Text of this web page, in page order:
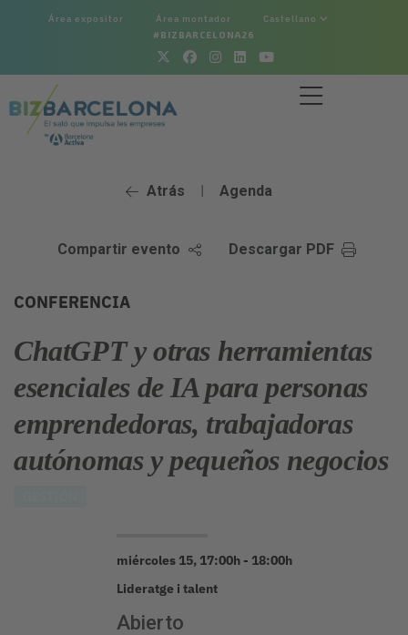
Área expositor Área montador Castellano
#BIZBARCELONA26
Atrás | Agenda
Compartir evento Descargar PDF
CONFERENCIA
ChatGPT y otras herramientas
esenciales de IA para personas
emprendedoras, trabajadoras
autónomas y pequeños negocios
miércoles 15, 17:00h - 18:00h
Lideratge i talent
Abierto